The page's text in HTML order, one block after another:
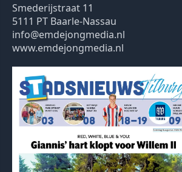
Smederijstraat 11
5111 PT Baarle-Nassau
info@emdejongmedia.nl
www.emdejongmedia.nl